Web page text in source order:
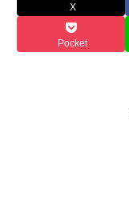
X
Pocket